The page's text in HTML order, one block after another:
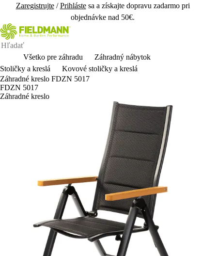
Zaregistrujte/Prihlástesa a získajte dopravu zadarmo pri
objednávke nad 50€.
Všetko pre záhradu
Záhradný nábytok
Stoličky a kreslá
Kovové stoličky a kreslá
Záhradné kreslo FDZN 5017
FDZN 5017
Záhradné kreslo